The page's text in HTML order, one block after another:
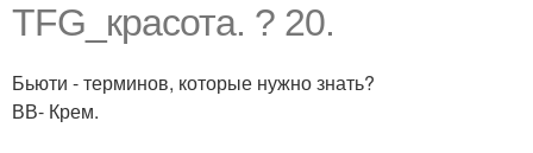
TFG_красота. ? 20.
Бьюти - терминов, которые нужно знать?
ВВ- Крем.